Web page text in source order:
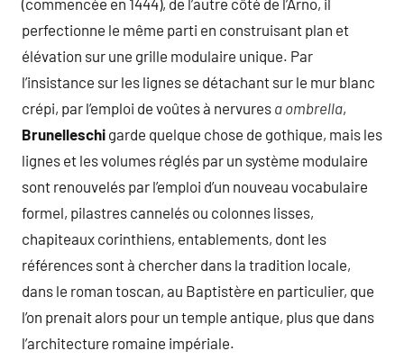
(commencée en 1444), de l’autre côté de l’Arno, il
perfectionne le même parti en construisant plan et
élévation sur une grille modulaire unique. Par
l’insistance sur les lignes se détachant sur le mur blanc
crépi, par l’emploi de voûtes à nervures a ombrella,
Brunelleschi garde quelque chose de gothique, mais les
lignes et les volumes réglés par un système modulaire
sont renouvelés par l’emploi d’un nouveau vocabulaire
formel, pilastres cannelés ou colonnes lisses,
chapiteaux corinthiens, entablements, dont les
références sont à chercher dans la tradition locale,
dans le roman toscan, au Baptistère en particulier, que
l’on prenait alors pour un temple antique, plus que dans
l’architecture romaine impériale.